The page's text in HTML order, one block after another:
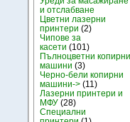
и отслабване
Цветни лазерни
принтери (2)
Чипове за
касети (101)
Пълноцветни копирни
машини (3)
Черно-бели копирни
машини-> (11)
Лазерни принтери и
МФУ (28)
Специални